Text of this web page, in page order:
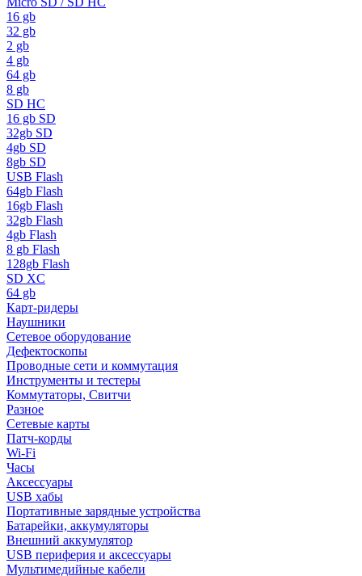
16 gb
32 gb
2 gb
4 gb
64 gb
8 gb
SD HC
16 gb SD
32gb SD
4gb SD
8gb SD
USB Flash
64gb Flash
16gb Flash
32gb Flash
4gb Flash
8 gb Flash
128gb Flash
SD XC
64 gb
Карт-ридеры
Наушники
Сетевое оборудование
Дефектоскопы
Проводные сети и коммутация
Инструменты и тестеры
Коммутаторы, Свитчи
Разное
Сетевые карты
Патч-корды
Wi-Fi
Часы
Аксессуары
USB хабы
Портативные зарядные устройства
Батарейки, аккумуляторы
Внешний аккумулятор
USB периферия и аксессуары
Мультимедийные кабели